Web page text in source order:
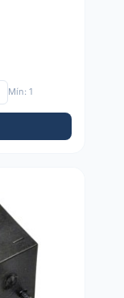
Mín: 1